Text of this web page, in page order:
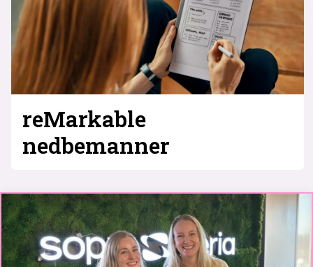
reMarkable
nedbemanner